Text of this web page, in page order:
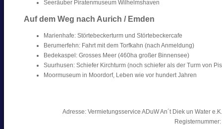
Seeräuber Piratenmuseum Wilhelmshaven
Auf dem Weg nach Aurich / Emden
Marienhafe: Störtebeckerturm und Störtebeckercafe
Berumerfehn: Fahrt mit dem Torfkahn (nach Anmeldung)
Bedekaspel: Grosses Meer (460ha großer Binnensee)
Suurhusen: Schiefer Kirchturm (noch schiefer als der Turm von
Moormuseum in Moordorf, Leben wie vor hundert Jahren
Adresse: Vermietungsservice ADuW An´t Diek un Water